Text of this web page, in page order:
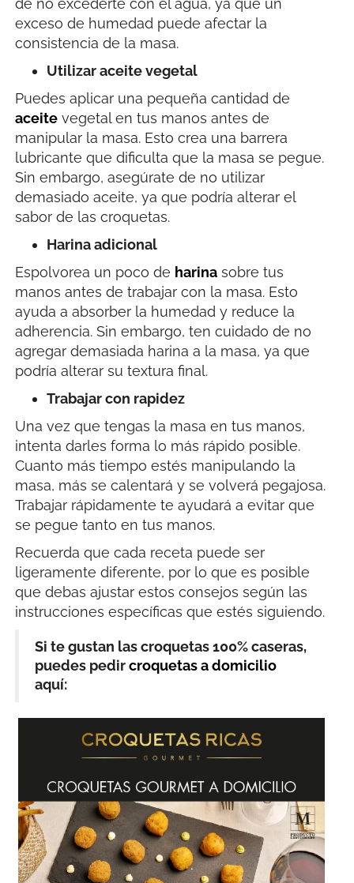
de no excederte con el agua, ya que un
exceso de humedad puede afectar la
consistencia de la masa.
Utilizar aceite vegetal
Puedes aplicar una pequeña cantidad de
aceite vegetal en tus manos antes de
manipular la masa. Esto crea una barrera
lubricante que dificulta que la masa se pegue.
Sin embargo, asegúrate de no utilizar
demasiado aceite, ya que podría alterar el
sabor de las croquetas.
Harina adicional
Espolvorea un poco de harina sobre tus
manos antes de trabajar con la masa. Esto
ayuda a absorber la humedad y reduce la
adherencia. Sin embargo, ten cuidado de no
agregar demasiada harina a la masa, ya que
podría alterar su textura final.
Trabajar con rapidez
Una vez que tengas la masa en tus manos,
intenta darles forma lo más rápido posible.
Cuanto más tiempo estés manipulando la
masa, más se calentará y se volverá pegajosa.
Trabajar rápidamente te ayudará a evitar que
se pegue tanto en tus manos.
Recuerda que cada receta puede ser
ligeramente diferente, por lo que es posible
que debas ajustar estos consejos según las
instrucciones específicas que estés siguiendo.
Si te gustan las croquetas 100% caseras,
puedes pedircroquetas a domicilio
aquí: